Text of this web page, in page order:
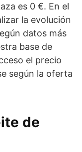
es 0 €. En el
la evolución
datos más
base de
el precio
según la oferta
de